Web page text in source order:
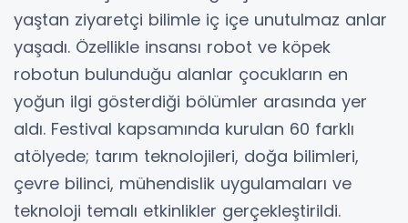
yaştan ziyaretçi bilimle iç içe unutulmaz anlar
yaşadı. Özellikle insansı robot ve köpek
robotun bulunduğu alanlar çocukların en
yoğun ilgi gösterdiği bölümler arasında yer
aldı. Festival kapsamında kurulan 60 farklı
atölyede; tarım teknolojileri, doğa bilimleri,
çevre bilinci, mühendislik uygulamaları ve
teknoloji temalı etkinlikler gerçekleştirildi.